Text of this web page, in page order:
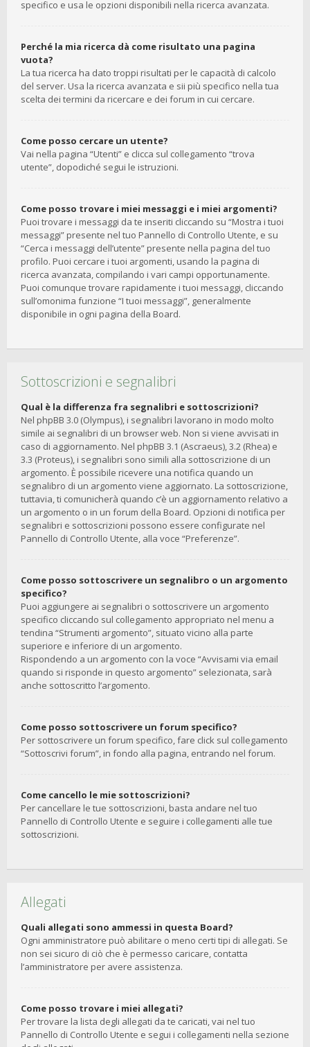
specifico e usa le opzioni disponibili nella ricerca avanzata.
Perché la mia ricerca dà come risultato una pagina
vuota?
La tua ricerca ha dato troppi risultati per le capacità di calcolo
del server. Usa la ricerca avanzata e sii più specifico nella tua
scelta dei termini da ricercare e dei forum in cui cercare.
Come posso cercare un utente?
Vai nella pagina “Utenti” e clicca sul collegamento “trova
utente”, dopodiché segui le istruzioni.
Come posso trovare i miei messaggi e i miei argomenti?
Puoi trovare i messaggi da te inseriti cliccando su “Mostra i tuoi
messaggi” presente nel tuo Pannello di Controllo Utente, e su
“Cerca i messaggi dell’utente” presente nella pagina del tuo
profilo. Puoi cercare i tuoi argomenti, usando la pagina di
ricerca avanzata, compilando i vari campi opportunamente.
Puoi comunque trovare rapidamente i tuoi messaggi, cliccando
sull’omonima funzione “I tuoi messaggi”, generalmente
disponibile in ogni pagina della Board.
Sottoscrizioni e segnalibri
Qual è la differenza fra segnalibri e sottoscrizioni?
Nel phpBB 3.0 (Olympus), i segnalibri lavorano in modo molto
simile ai segnalibri di un browser web. Non si viene avvisati in
caso di aggiornamento. Nel phpBB 3.1 (Ascraeus), 3.2 (Rhea) e
3.3 (Proteus), i segnalibri sono simili alla sottoscrizione di un
argomento. È possibile ricevere una notifica quando un
segnalibro di un argomento viene aggiornato. La sottoscrizione,
tuttavia, ti comunicherà quando c’è un aggiornamento relativo a
un argomento o in un forum della Board. Opzioni di notifica per
segnalibri e sottoscrizioni possono essere configurate nel
Pannello di Controllo Utente, alla voce “Preferenze”.
Come posso sottoscrivere un segnalibro o un argomento
specifico?
Puoi aggiungere ai segnalibri o sottoscrivere un argomento
specifico cliccando sul collegamento appropriato nel menu a
tendina “Strumenti argomento”, situato vicino alla parte
superiore e inferiore di un argomento.
Rispondendo a un argomento con la voce “Avvisami via email
quando si risponde in questo argomento” selezionata, sarà
anche sottoscritto l’argomento.
Come posso sottoscrivere un forum specifico?
Per sottoscrivere un forum specifico, fare click sul collegamento
“Sottoscrivi forum”, in fondo alla pagina, entrando nel forum.
Come cancello le mie sottoscrizioni?
Per cancellare le tue sottoscrizioni, basta andare nel tuo
Pannello di Controllo Utente e seguire i collegamenti alle tue
sottoscrizioni.
Allegati
Quali allegati sono ammessi in questa Board?
Ogni amministratore può abilitare o meno certi tipi di allegati. Se
non sei sicuro di ciò che è permesso caricare, contatta
l’amministratore per avere assistenza.
Come posso trovare i miei allegati?
Per trovare la lista degli allegati da te caricati, vai nel tuo
Pannello di Controllo Utente e segui i collegamenti nella sezione